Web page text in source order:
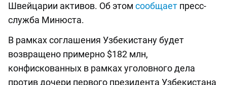
Швейцарии активов. Об этом сообщает пресс-
служба Минюста.
В рамках соглашения Узбекистану будет
возвращено примерно $182 млн,
конфискованных в рамках уголовного дела
против дочери первого президента Узбекистана